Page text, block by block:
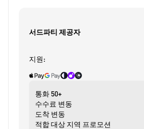
서드파티 제공자
지원:
통화 50+
수수료 변동
도착 변동
적합 대상 지역 프로모션